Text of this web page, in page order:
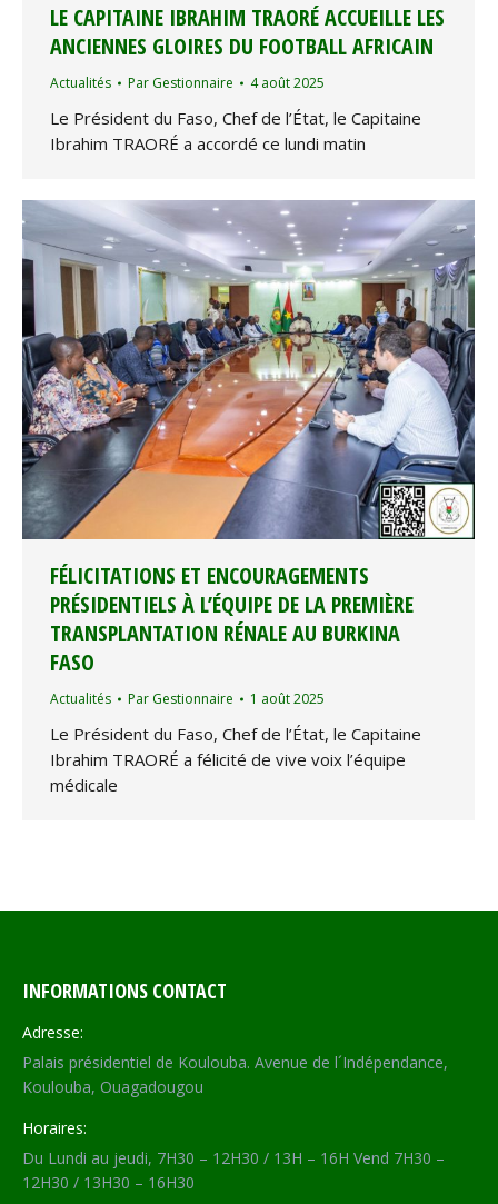
LE CAPITAINE IBRAHIM TRAORÉ ACCUEILLE LES
ANCIENNES GLOIRES DU FOOTBALL AFRICAIN
Actualités Par Gestionnaire 4 août 2025
Le Président du Faso, Chef de l’État, le Capitaine
Ibrahim TRAORÉ a accordé ce lundi matin
FÉLICITATIONS ET ENCOURAGEMENTS
PRÉSIDENTIELS À L’ÉQUIPE DE LA PREMIÈRE
TRANSPLANTATION RÉNALE AU BURKINA
FASO
Actualités Par Gestionnaire 1 août 2025
Le Président du Faso, Chef de l’État, le Capitaine
Ibrahim TRAORÉ a félicité de vive voix l’équipe
médicale
INFORMATIONS CONTACT
Adresse:
Palais présidentiel de Koulouba. Avenue de l´Indépendance,
Koulouba, Ouagadougou
Horaires:
Du Lundi au jeudi, 7H30 – 12H30 / 13H – 16H Vend 7H30 –
12H30 / 13H30 – 16H30